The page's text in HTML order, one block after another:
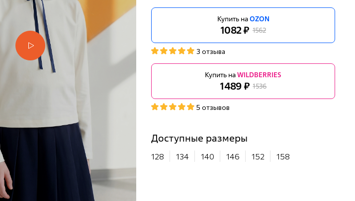
Купить наOZON
1082 ₽ 1562
3 отзыва
Купить наWILDBERRIES
1489 ₽ 1536
5 отзывов
Доступные размеры
128 134 140 146 152 158